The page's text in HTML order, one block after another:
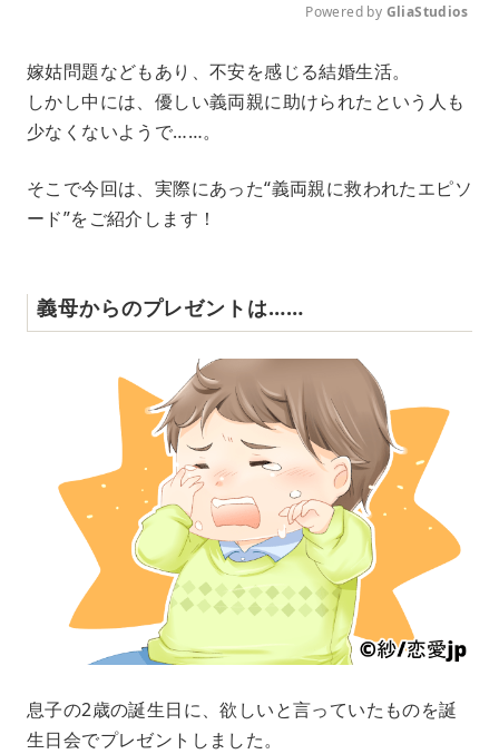
u
t
Powered by GliaStudios
嫁姑問題などもあり、不安を感じる結婚生活。
しかし中には、優しい義両親に助けられたという人も
少なくないようで……。
そこで今回は、実際にあった“義両親に救われたエピソ
ード”をご紹介します！
義母からのプレゼントは……
息子の2歳の誕生日に、欲しいと言っていたものを誕
生日会でプレゼントしました。